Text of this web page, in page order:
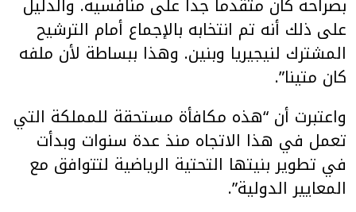
على ذلك أنه تم انتخابه بالإجماع أمام الترشيح
المشترك لنيجيريا وبنين. وهذا ببساطة لأن ملفه
كان متينا”.
واعتبرت أن “هذه مكافأة مستحقة للمملكة التي
تعمل في هذا الاتجاه منذ عدة سنوات وبدأت
في تطوير بنيتها التحتية الرياضية لتتوافق مع
المعايير الدولية”.